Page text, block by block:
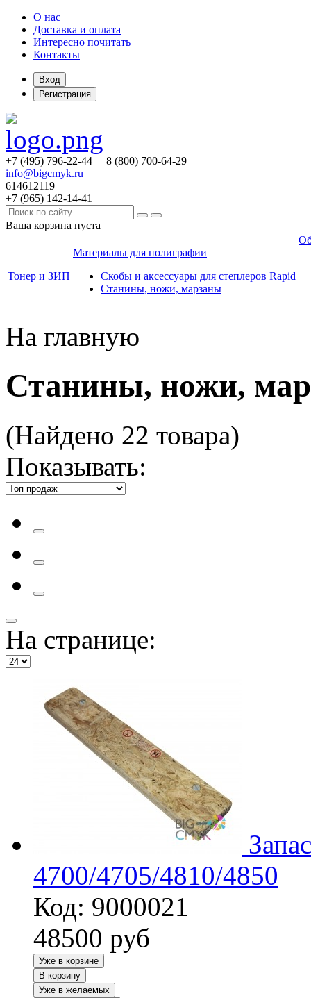
О нас
Доставка и оплата
Интересно почитать
Контакты
Вход
Регистрация
+7 (495) 796-22-44 8 (800) 700-64-29
info@bigcmyk.ru
614612119
+7 (965) 142-14-41
Ваша корзина пуста
Тонер и ЗИП
Материалы для полиграфии
Скобы и аксессуары для степлеров Rapid
Станины, ножи, марзаны
На главную
Станины, ножи,
(Найдено 22 товара)
Показывать:
На странице:
4700/4705/4810/4850
Код: 9000021
48500 руб
Уже в корзине
В корзину
Уже в желаемых